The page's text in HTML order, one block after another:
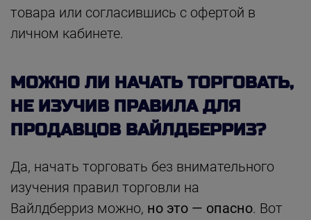
товара или согласившись с офертой в
личном кабинете.
МОЖНО ЛИ НАЧАТЬ ТОРГОВАТЬ,
НЕ ИЗУЧИВ ПРАВИЛА ДЛЯ
ПРОДАВЦОВ ВАЙЛДБЕРРИЗ?
Да, начать торговать без внимательного
изучения правил торговли на
Вайлдберриз можно, но это — опасно. Вот